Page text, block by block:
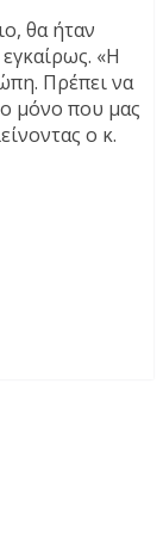
θα ήταν
«Η
Πρέπει να
μόνο που μας
ο κ.